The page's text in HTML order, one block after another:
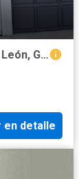
Amplia y bien ubicada casa en San Isidro, León, Gto.
en detalle